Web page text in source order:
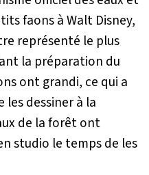
faons à Walt Disney,
représenté le plus
la préparation du
ont grandi, ce qui a
les dessiner à la
de la forêt ont
studio le temps de les